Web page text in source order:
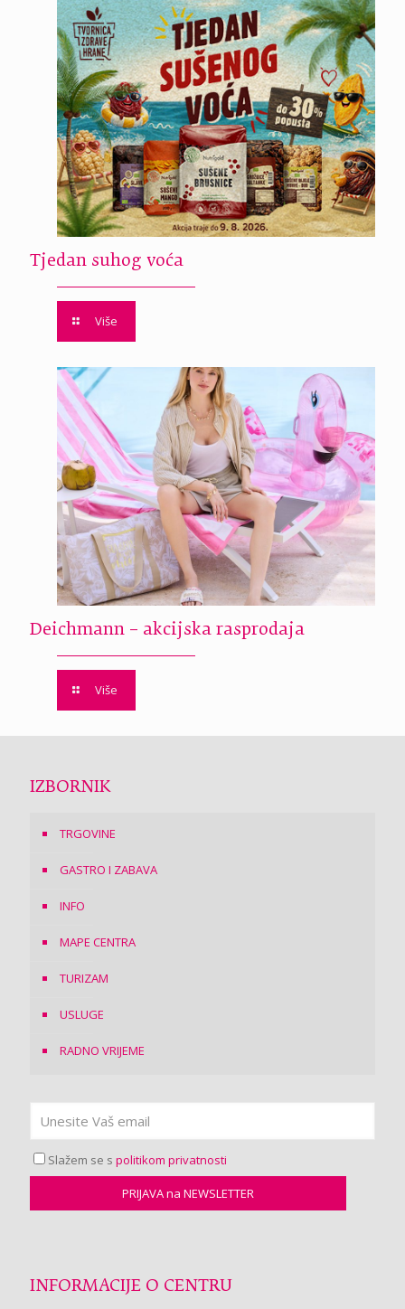
Tjedan suhog voća
Više
Deichmann – akcijska rasprodaja
Više
IZBORNIK
TRGOVINE
GASTRO I ZABAVA
INFO
MAPE CENTRA
TURIZAM
USLUGE
RADNO VRIJEME
Slažem se s politikom privatnosti
INFORMACIJE O CENTRU